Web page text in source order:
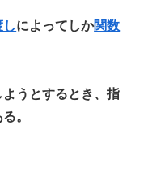
によってしか関数
ようとするとき、指
。